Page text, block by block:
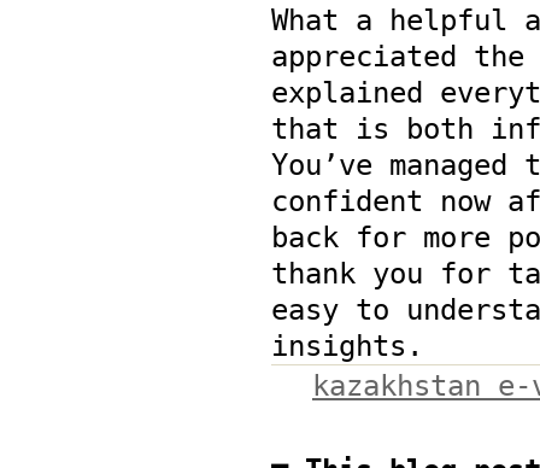
What a helpful
appreciated
explained
that is both
You’ve
confident now
back for more
thank you for
easy to
insights.
kazakhstan